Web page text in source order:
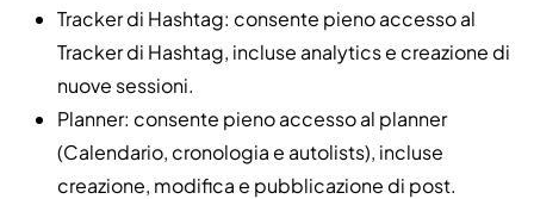
Tracker di Hashtag: consente pieno accesso al
Tracker di Hashtag, incluse analytics e creazione di
nuove sessioni.
Planner: consente pieno accesso al planner
(Calendario, cronologia e autolists), incluse
creazione, modifica e pubblicazione di post.